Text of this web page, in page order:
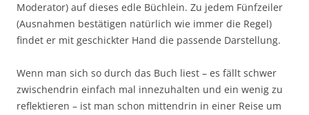
Moderator) auf dieses edle Büchlein. Zu jedem Fünfzeiler
(Ausnahmen bestätigen natürlich wie immer die Regel)
findet er mit geschickter Hand die passende Darstellung.
Wenn man sich so durch das Buch liest – es fällt schwer
zwischendrin einfach mal innezuhalten und ein wenig zu
reflektieren – ist man schon mittendrin in einer Reise um